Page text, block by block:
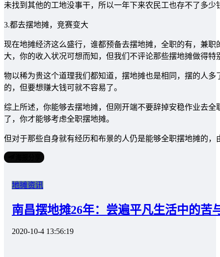
未找到其他的工地没事干，所以一年下来农民工也存不了多少
3.都去摆地摊，竞赛变大
现在地摊经济这么盛行，谁都预备去摆地摊，全职的有，兼
大，你的收入状况可想而知，但我们不评论那些摆地摊做得特
物以稀为贵这个道理我们都知道，摆地摊也是相同，摆的人
的，但要想赚大钱可就不容易了。
综上所述，你能够去摆地摊，但刚开端不要辞掉安稳作业去
了，你才能够考虑全职摆地摊。
但对于那些自身就有经历和布景的人仍是能够全职摆地摊的，
地摊资讯
南昌摆地摊26年：尝遍平凡生活中的苦
2020-10-4 13:56:19